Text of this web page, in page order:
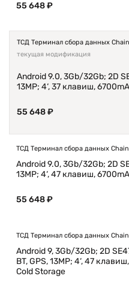
55 648 ₽
ТСД Терминал сбора данных
текущая модификация
Android 9.0, 3Gb/32Gb; 2D
13MP; 4‘, 37 клавиш,
55 648 ₽
ТСД Терминал сбора данных
Android 9.0, 3Gb/32Gb; 2D
13MP; 4‘, 47 клавиш,
55 648 ₽
ТСД Терминал сбора данных
Android 9, 3Gb/32Gb; 2D
BT, GPS, 13MP; 4‘, 47
Cold Storage